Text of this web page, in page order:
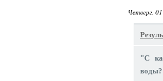
Четверг,
"С